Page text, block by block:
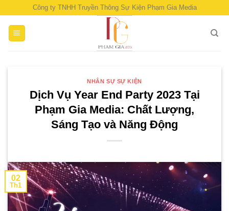
content
Công ty TNHH Truyền Thông Sự Kiện Phạm Gia Media
NHÂN SỰ SỰ KIỆN
Dịch Vụ Year End Party 2023 Tại
Phạm Gia Media: Chất Lượng,
Sáng Tạo và Năng Động
02
Th1